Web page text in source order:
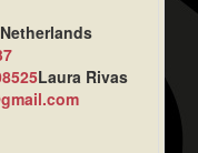
Laura Rivas